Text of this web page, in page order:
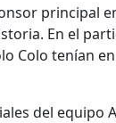
prin­ci­pal
En el
Colo tenían
del